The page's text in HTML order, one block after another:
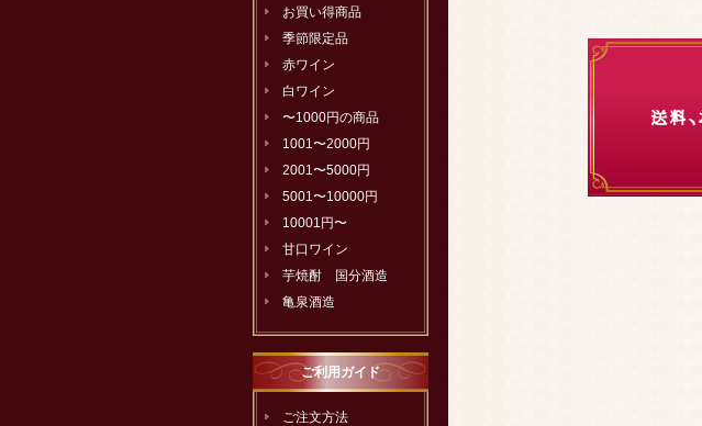
お買い得商品
季節限定品
赤ワイン
白ワイン
〜1000円の商品
1001〜2000円
2001〜5000円
5001〜10000円
10001円〜
甘口ワイン
芋焼酎 国分酒造
亀泉酒造
ご利用ガイド
ご注文方法